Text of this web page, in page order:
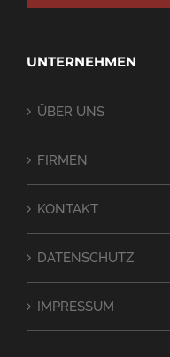
UNTERNEHMEN
ÜBER UNS
FIRMEN
KONTAKT
DATENSCHUTZ
IMPRESSUM